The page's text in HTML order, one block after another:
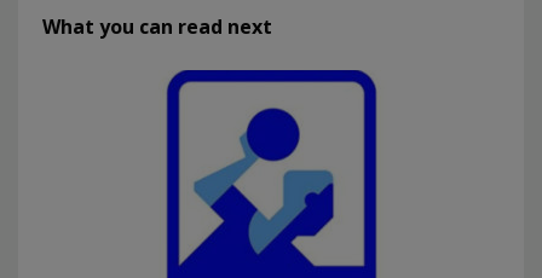
What you can read next